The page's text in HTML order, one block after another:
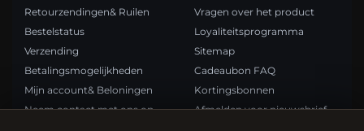
Retourzendingen& Ruilen
Bestelstatus
Verzending
Betalingsmogelijkheden
Mijn account& Beloningen
Neem contact met ons op
Vragen over het product
Loyaliteitsprogramma
Sitemap
Cadeaubon FAQ
Kortingsbonnen
Afmelden voor nieuwsbrief